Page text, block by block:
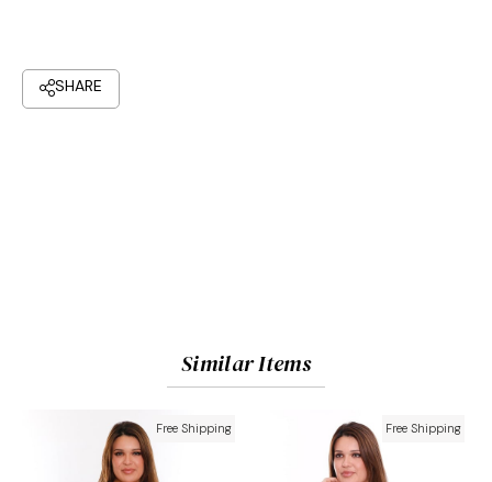
Similar Items
Free Shipping Free Shipping